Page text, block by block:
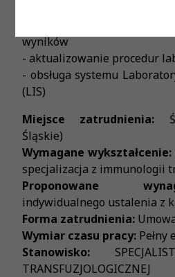
wyników
- aktualizowanie procedur
- obsługa systemu
(LIS)
Miejsce zatrudnienia:
Śląskie)
Wymagane wykształcenie:
specjalizacja z immunologii
Proponowane
indywidualnego ustalenia z
Forma zatrudnienia:
Wymiar czasu pracy: Pełny
Stanowisko:
TRANSFUZJOLOGICZNEJ